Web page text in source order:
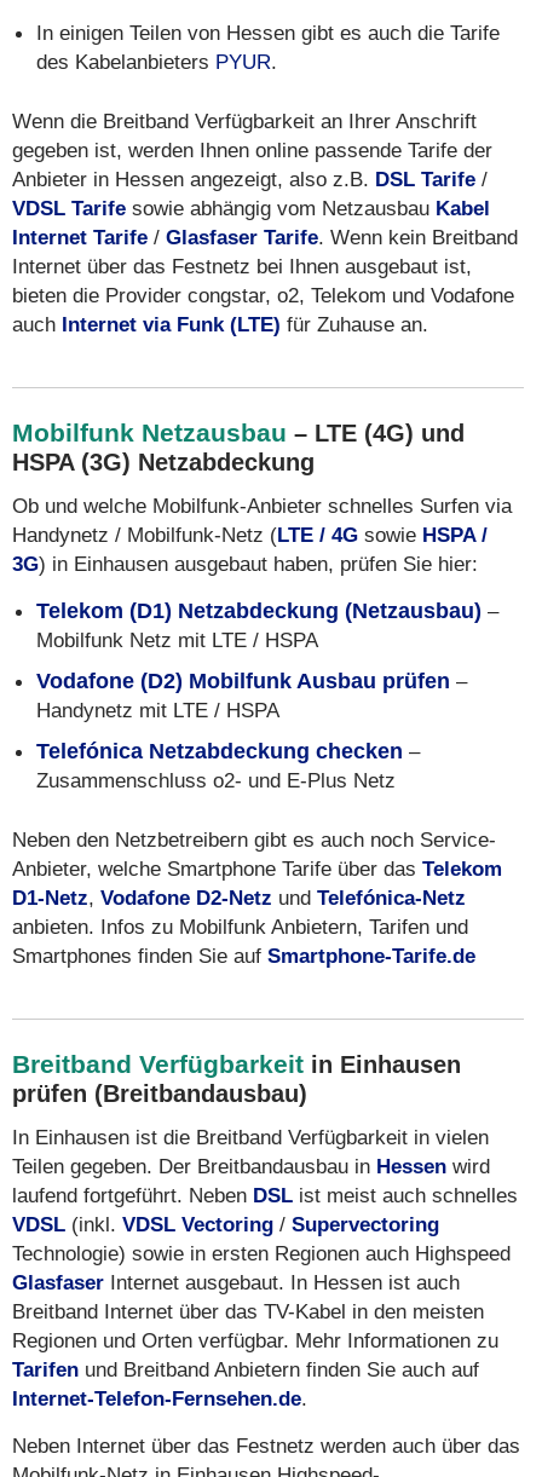
In einigen Teilen von Hessen gibt es auch die Tarife
des Kabelanbieters PYUR.
Wenn die Breitband Verfügbarkeit an Ihrer Anschrift
gegeben ist, werden Ihnen online passende Tarife der
Anbieter in Hessen angezeigt, also z.B. DSL Tarife /
VDSL Tarife sowie abhängig vom Netzausbau Kabel
Internet Tarife / Glasfaser Tarife. Wenn kein Breitband
Internet über das Festnetz bei Ihnen ausgebaut ist,
bieten die Provider congstar, o2, Telekom und Vodafone
auch Internet via Funk (LTE) für Zuhause an.
Mobilfunk Netzausbau – LTE (4G) und
HSPA (3G) Netzabdeckung
Ob und welche Mobilfunk-Anbieter schnelles Surfen via
Handynetz / Mobilfunk-Netz (LTE / 4G sowie HSPA /
3G) in Einhausen ausgebaut haben, prüfen Sie hier:
Telekom (D1) Netzabdeckung (Netzausbau) –
Mobilfunk Netz mit LTE / HSPA
Vodafone (D2) Mobilfunk Ausbau prüfen –
Handynetz mit LTE / HSPA
Telefónica Netzabdeckung checken –
Zusammenschluss o2- und E-Plus Netz
Neben den Netzbetreibern gibt es auch noch Service-
Anbieter, welche Smartphone Tarife über das Telekom
D1-Netz, Vodafone D2-Netz und Telefónica-Netz
anbieten. Infos zu Mobilfunk Anbietern, Tarifen und
Smartphones finden Sie auf Smartphone-Tarife.de
Breitband Verfügbarkeit in Einhausen
prüfen (Breitbandausbau)
In Einhausen ist die Breitband Verfügbarkeit in vielen
Teilen gegeben. Der Breitbandausbau in Hessen wird
laufend fortgeführt. Neben DSL ist meist auch schnelles
VDSL (inkl. VDSL Vectoring / Supervectoring
Technologie) sowie in ersten Regionen auch Highspeed
Glasfaser Internet ausgebaut. In Hessen ist auch
Breitband Internet über das TV-Kabel in den meisten
Regionen und Orten verfügbar. Mehr Informationen zu
Tarifen und Breitband Anbietern finden Sie auch auf
Internet-Telefon-Fernsehen.de.
Neben Internet über das Festnetz werden auch über das